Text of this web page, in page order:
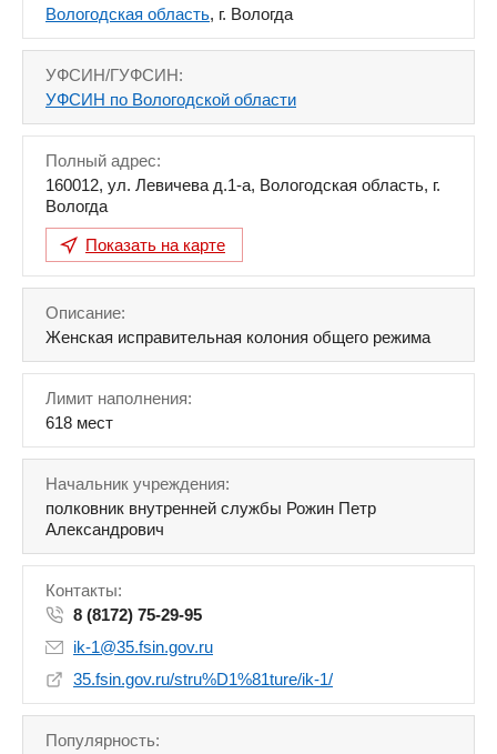
Вологодская область, г. Вологда
УФСИН/ГУФСИН:
УФСИН по Вологодской области
Полный адрес:
160012, ул. Левичева д.1-а, Вологодская область, г.
Вологда
Показать на карте
Описание:
Женская исправительная колония общего режима
Лимит наполнения:
618 мест
Начальник учреждения:
полковник внутренней службы Рожин Петр
Александрович
Контакты:
8 (8172) 75-29-95
ik-1@35.fsin.gov.ru
35.fsin.gov.ru/stru%D1%81ture/ik-1/
Популярность: